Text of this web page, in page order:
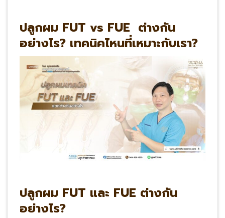
ปลูกผม FUT vs FUE ต่างกัน
อย่างไร? เทคนิคไหนที่เหมาะกับเรา?
ปลูกผม FUT และ FUE ต่างกัน
อย่างไร?